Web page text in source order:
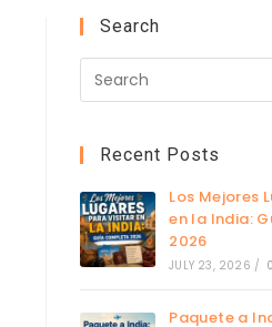
Search
Recent Posts
Los Mejores
en la India:
2026
JULY 23, 2026 /
Paquete a